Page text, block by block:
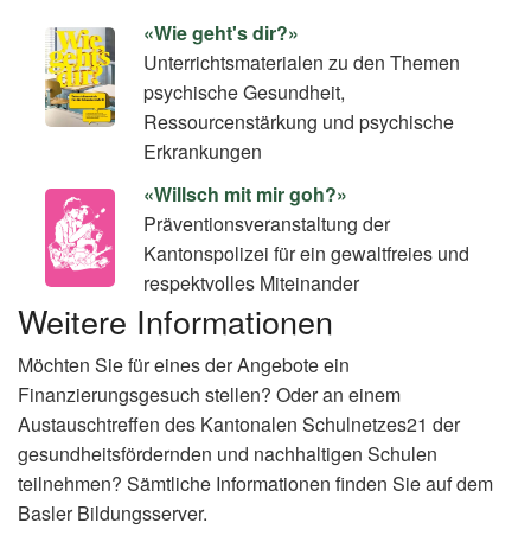
«Wie geht's dir?»
Unterrichtsmaterialen zu den Themen
psychische Gesundheit,
Ressourcenstärkung und psychische
Erkrankungen
«Willsch mit mir goh?»
Präventionsveranstaltung der
Kantonspolizei für ein gewaltfreies und
respektvolles Miteinander
Weitere Informationen
Möchten Sie für eines der Angebote ein
Finanzierungsgesuch stellen? Oder an einem
Austauschtreffen des Kantonalen Schulnetzes21 der
gesundheitsfördernden und nachhaltigen Schulen
teilnehmen? Sämtliche Informationen finden Sie auf dem
Basler Bildungsserver.